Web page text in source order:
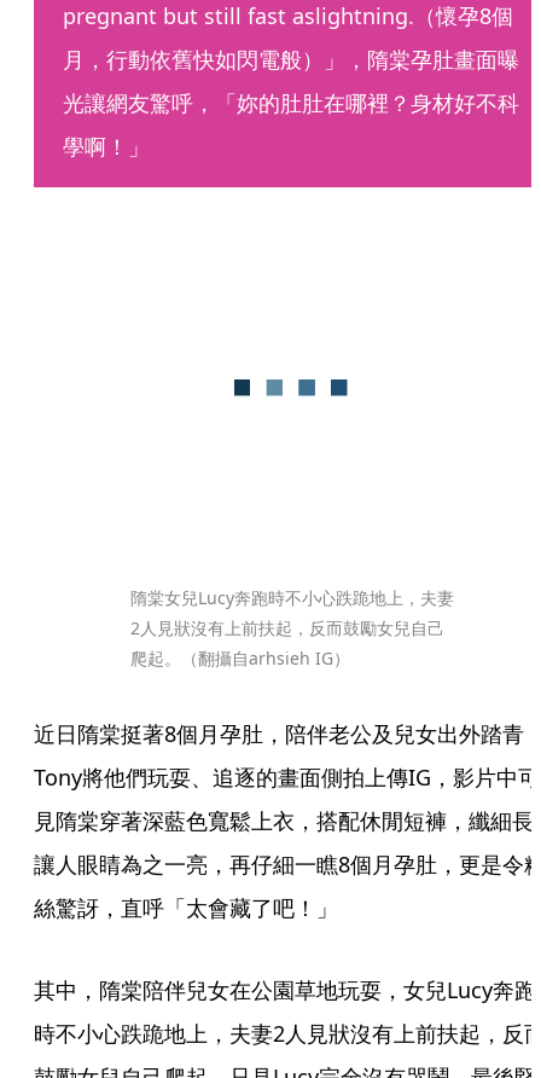
pregnant but still fast aslightning.（懷孕8個
月，行動依舊快如閃電般）」，隋棠孕肚畫面曝
光讓網友驚呼，「妳的肚肚在哪裡？身材好不科
學啊！」
隋棠女兒Lucy奔跑時不小心跌跪地上，夫妻
2人見狀沒有上前扶起，反而鼓勵女兒自己
爬起。（翻攝自arhsieh IG）
近日隋棠挺著8個月孕肚，陪伴老公及兒女出外踏青
Tony將他們玩耍、追逐的畫面側拍上傳IG，影片中可
見隋棠穿著深藍色寬鬆上衣，搭配休閒短褲，纖細長
讓人眼睛為之一亮，再仔細一瞧8個月孕肚，更是令
絲驚訝，直呼「太會藏了吧！」
其中，隋棠陪伴兒女在公園草地玩耍，女兒Lucy奔跑
時不小心跌跪地上，夫妻2人見狀沒有上前扶起，反